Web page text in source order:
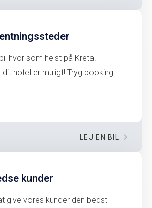
hvor som helst på Kreta!
hotel er muligt! Tryg booking!
LEJ EN BIL
kunder
give vores kunder den bedst